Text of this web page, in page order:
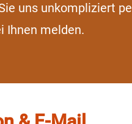
uns unkompliziert
Ihnen melden.